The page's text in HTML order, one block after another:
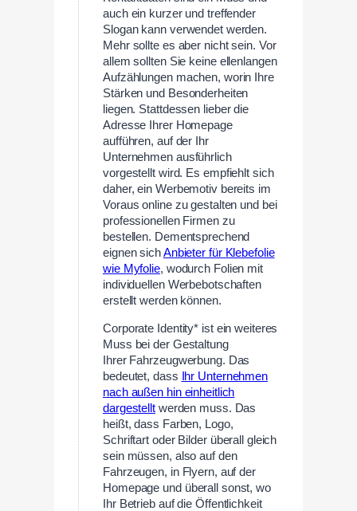
auch ein kurzer und treffender
Slogan kann verwendet werden.
Mehr sollte es aber nicht sein. Vor
allem sollten Sie keine ellenlangen
Aufzählungen machen, worin Ihre
Stärken und Besonderheiten
liegen. Stattdessen lieber die
Adresse Ihrer Homepage
aufführen, auf der Ihr
Unternehmen ausführlich
vorgestellt wird. Es empfiehlt sich
daher, ein Werbemotiv bereits im
Voraus online zu gestalten und bei
professionellen Firmen zu
bestellen. Dementsprechend
eignen sichAnbieter für Klebefolie
wie Myfolie, wodurch Folien mit
individuellen Werbebotschaften
erstellt werden können.
Corporate Identity* ist ein weiteres
Muss bei der Gestaltung
Ihrer Fahrzeugwerbung. Das
bedeutet, dass
Ihr Unternehmen
nach außen hin einheitlich
dargestelltwerden muss. Das
heißt, dass Farben, Logo,
Schriftart oder Bilder überall gleich
sein müssen, also auf den
Fahrzeugen, in Flyern, auf der
Homepage und überall sonst, wo
Ihr Betrieb auf die Öffentlichkeit